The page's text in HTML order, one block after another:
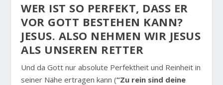
WER IST SO PERFEKT, DASS ER
VOR GOTT BESTEHEN KANN?
JESUS. ALSO NEHMEN WIR JESUS
ALS UNSEREN RETTER
Und da Gott nur absolute Perfektheit und Reinheit in
seiner Nähe ertragen kann (“Zu rein sind deine